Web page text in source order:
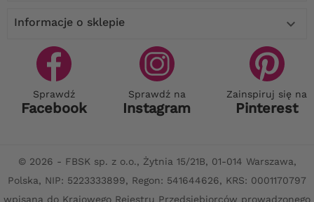
Informacje o sklepie 
Sprawdź
Facebook
Sprawdź na
Instagram
Zainspiruj się na
Pinterest
© 2026 - FBSK sp. z o.o., Żytnia 15/21B, 01-014 Warszawa,
Polska, NIP: 5223333899, Regon: 541644626, KRS: 0001170797
wpisana do Krajowego Rejestru Przedsiębiorców prowadzonego